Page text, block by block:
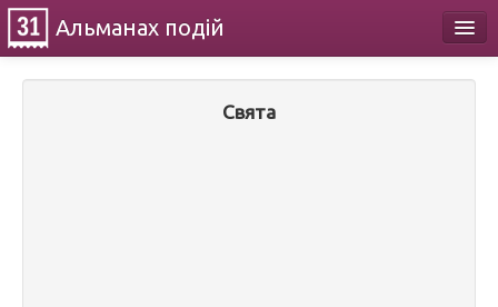
Альманах подій
Свята